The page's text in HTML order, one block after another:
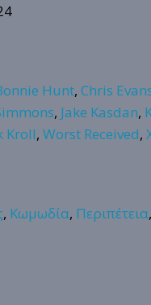
Hunt, Chris
, Jake Kasdan,
Kroll, Worst Received,
, Κωμωδία, Περιπέτεια,